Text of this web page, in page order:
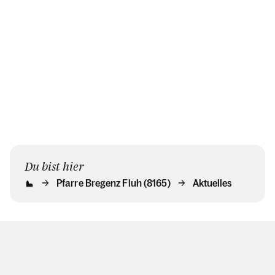
Du bist hier
Pfarre Bregenz Fluh (8165) Aktuelles